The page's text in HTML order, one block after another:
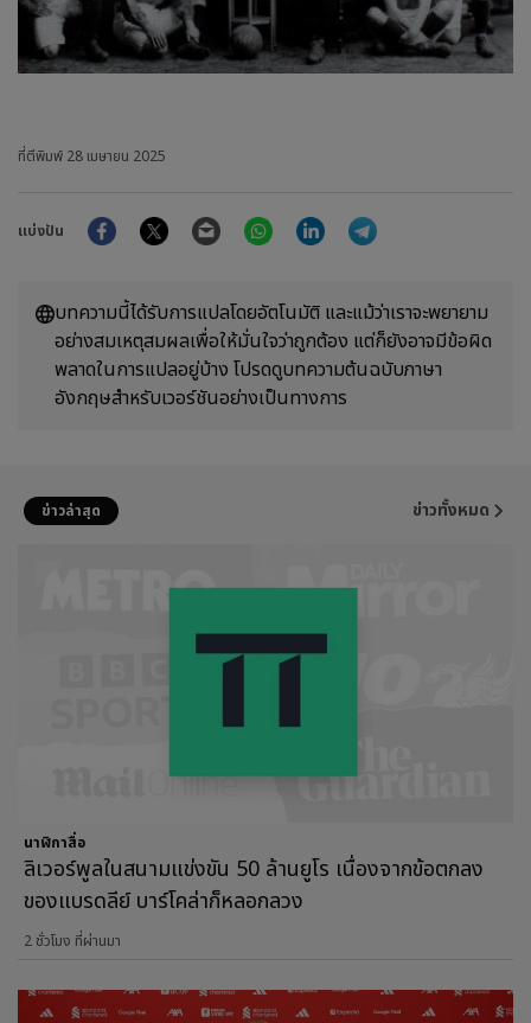
ที่ตีพิมพ์ 28 เมษายน 2025
แบ่งปัน
FacebookTwitter Email WhatsAppLinkedIn
บทความนี้ได้รับการแปลโดยอัตโนมัติ และแม้ว่าเราจะพยายาม
อย่างสมเหตุสมผลเพื่อให้มั่นใจว่าถูกต้อง แต่ก็ยังอาจมีข้อผิด
พลาดในการแปลอยู่บ้าง โปรดดูบทความต้นฉบับภาษา
อังกฤษสำหรับเวอร์ชันอย่างเป็นทางการ
ข่าวล่าสุด ข่าวทั้งหมด
นาฬิกาสื่อ
ลิเวอร์พูลในสนามแข่งขัน 50 ล้านยูโร เนื่องจากข้อตกลง
ของแบรดลีย์ บาร์โคล่าก็หลอกลวง
2 ชั่วโมง ที่ผ่านมา